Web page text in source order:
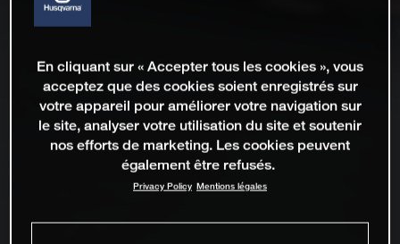
En cliquant sur « Accepter tous les cookies », vous
acceptez que des cookies soient enregistrés sur
votre appareil pour améliorer votre navigation sur
le site, analyser votre utilisation du site et soutenir
nos efforts de marketing. Les cookies peuvent
également être refusés.
Privacy Policy Mentions légales